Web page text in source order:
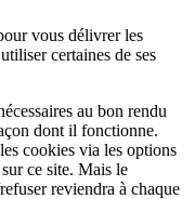
vous délivrer les
certaines de ses
au bon rendu
dont il fonctionne.
cookies via les options
ce site. Mais le
reviendra à chaque